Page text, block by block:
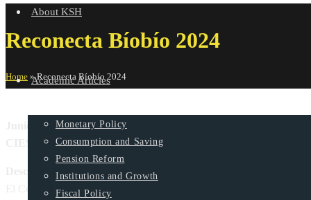
About KSH
Academic Articles
Monetary Policy
Consumption and Saving
Pension Reform
Institutions and Growth
Fiscal Policy
Reconecta Bíobío 2024
Home »Reconecta Bíobío 2024
Junio 26 – 27, 2024
CIES UDD
Description
El Centro de Investigación Empresa y Sociedad de la Facultad de